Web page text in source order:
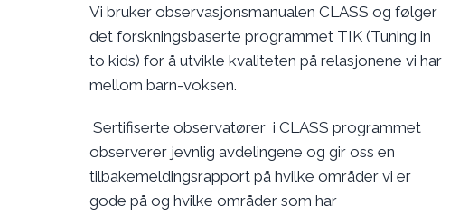
Vi bruker observasjonsmanualen CLASS og følger
det forskningsbaserte programmet TIK (Tuning in
to kids) for å utvikle kvaliteten på relasjonene vi har
mellom barn-voksen.
Sertifiserte observatører i CLASS programmet
observerer jevnlig avdelingene og gir oss en
tilbakemeldingsrapport på hvilke områder vi er
gode på og hvilke områder som har